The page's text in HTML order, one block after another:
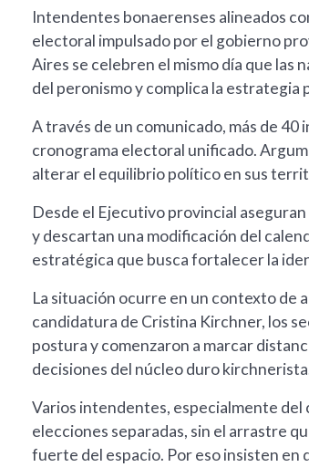
Intendentes bonaerenses alineados
electoral impulsado por el gobierno
Aires se celebren el mismo día que las
del peronismo y complica la estrategia
A través de un comunicado, más de
cronograma electoral unificado.
alterar el equilibrio político en sus
Desde el Ejecutivo provincial
y descartan una modificación del
estratégica que busca fortalecer la
La situación ocurre en un contexto de
candidatura de Cristina Kirchner, los
postura y comenzaron a marcar
decisiones del núcleo duro
Varios intendentes, especialmente
elecciones separadas, sin el arrastre
fuerte del espacio. Por eso insisten en